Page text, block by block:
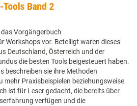
Tools Band 2
Vorgängerbuch
Workshops vor. Beteiligt waren dieses
Deutschland, Österreich und der
die besten Tools beigesteuert haben.
beschreiben sie ihre Methoden
mehr Praxisbeispielen beziehungsweise
ist für Leser gedacht, die bereits über
verfügen und die